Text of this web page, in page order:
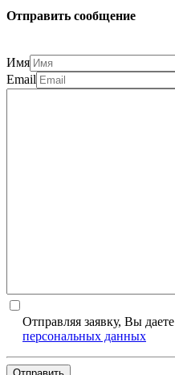
Отправить сообщение
Имя
Email
Отправляя заявку, Вы даете
персональных данных